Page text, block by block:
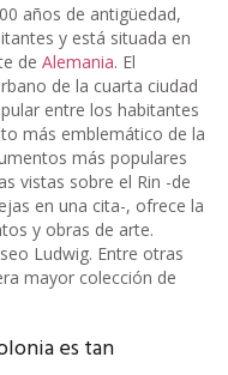
años de antigüedad,
y está situada en
de Alemania. El
de la cuarta ciudad
entre los habitantes
más emblemático de la
más populares
vistas sobre el Rin -de
en una cita-, ofrece la
y obras de arte.
Ludwig. Entre otras
mayor colección de
es tan